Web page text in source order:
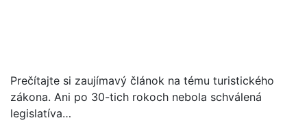
Prečítajte si zaujímavý článok na tému turistického
zákona. Ani po 30-tich rokoch nebola schválená
legislatíva…